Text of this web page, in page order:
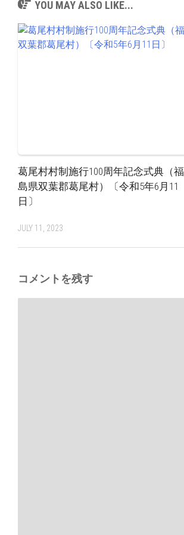
YOU MAY ALSO LIKE...
葛尾村村制施行100周年記念式典（福
島県双葉郡葛尾村）〔令和5年6月11
日〕
JULY 11, 2023
コメントを残す